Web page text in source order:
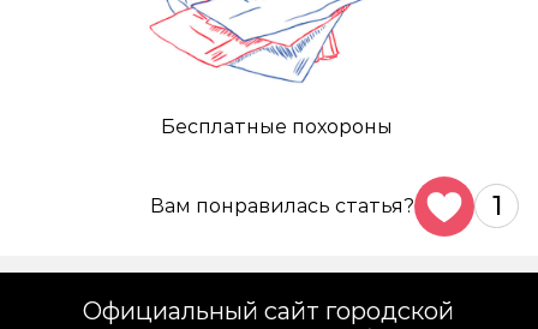
Бесплатные похороны
Вам понравилась статья? 1
Официальный сайт городской